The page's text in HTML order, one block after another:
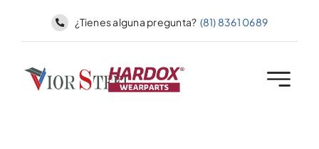
¿Tienes alguna pregunta? (81) 8361 0689